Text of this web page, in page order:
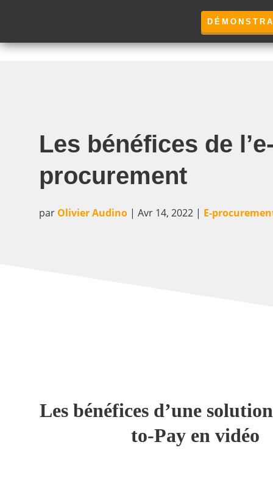
Les bénéfices de
procurement
par Olivier Audino | Avr 14, 2022 | E-
Les bénéfices d’une
to-Pay en vidéo